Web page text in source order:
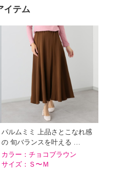
イテム
パルムミミ 上品さとこなれ感
の 旬バランスを叶える …
カラー： チョコブラウン
サイズ： Ｓ〜Ｍ